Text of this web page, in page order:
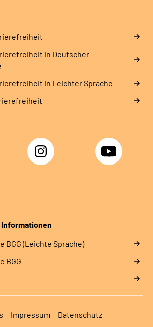
in Deutscher
in Leichter Sprache
Instagram YouTube
BGG (Leichte Sprache)
BGG
Impressum Datenschutz